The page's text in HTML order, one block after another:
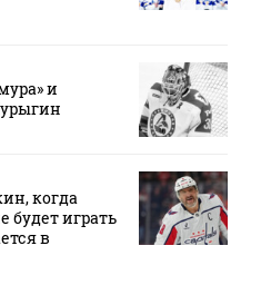
и
когда
будет играть
в